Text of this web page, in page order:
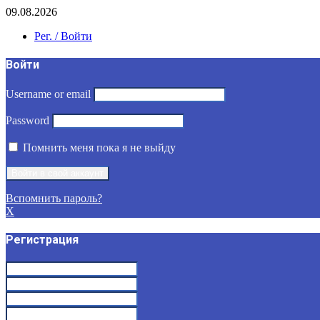
09.08.2026
Рег. / Войти
Войти
Username or email
Password
Помнить меня пока я не выйду
Вспомнить пароль?
X
Регистрация